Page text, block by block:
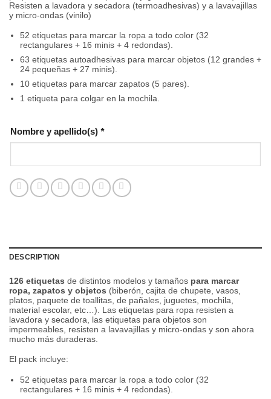
Resisten a lavadora y secadora (termoadhesivas) y a lavavajillas
y micro-ondas (vinilo)
52 etiquetas para marcar la ropa a todo color (32
rectangulares + 16 minis + 4 redondas).
63 etiquetas autoadhesivas para marcar objetos (12 grandes +
24 pequeñas + 27 minis).
10 etiquetas para marcar zapatos (5 pares).
1 etiqueta para colgar en la mochila.
Nombre y apellido(s) *
DESCRIPTION
126 etiquetas de distintos modelos y tamaños para marcar
ropa, zapatos y objetos (biberón, cajita de chupete, vasos,
platos, paquete de toallitas, de pañales, juguetes, mochila,
material escolar, etc…). Las etiquetas para ropa resisten a
lavadora y secadora, las etiquetas para objetos son
impermeables, resisten a lavavajillas y micro-ondas y son ahora
mucho más duraderas.
El pack incluye:
52 etiquetas para marcar la ropa a todo color (32
rectangulares + 16 minis + 4 redondas).